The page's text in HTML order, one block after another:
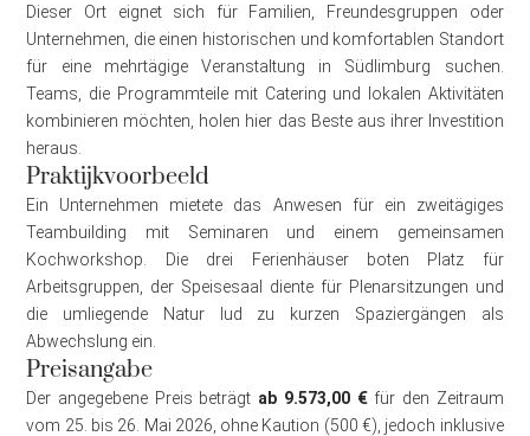
Dieser Ort eignet sich für Familien, Freundesgruppen oder
Unternehmen, die einen historischen und komfortablen Standort
für eine mehrtägige Veranstaltung in Südlimburg suchen.
Teams, die Programmteile mit Catering und lokalen Aktivitäten
kombinieren möchten, holen hier das Beste aus ihrer Investition
heraus.
Praktijkvoorbeeld
Ein Unternehmen mietete das Anwesen für ein zweitägiges
Teambuilding mit Seminaren und einem gemeinsamen
Kochworkshop. Die drei Ferienhäuser boten Platz für
Arbeitsgruppen, der Speisesaal diente für Plenarsitzungen und
die umliegende Natur lud zu kurzen Spaziergängen als
Abwechslung ein.
Preisangabe
Der angegebene Preis beträgt ab 9.573,00 €für den Zeitraum
vom 25. bis 26. Mai 2026, ohne Kaution (500 €), jedoch inklusive